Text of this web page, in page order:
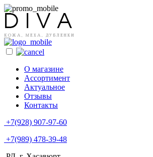
О магазине
Ассортимент
Актуальное
Отзывы
Контакты
+7(928) 907-97-60
+7(989) 478-39-48